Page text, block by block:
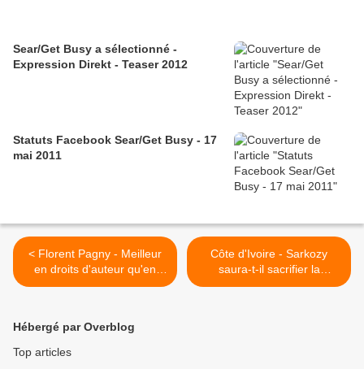
Sear/Get Busy a sélectionné -
Expression Direkt - Teaser 2012
Statuts Facebook Sear/Get Busy - 17
mai 2011
< Florent Pagny - Meilleur
en droits d'auteur qu'en
verlan
Côte d'Ivoire - Sarkozy
saura-t-il sacrifier la
chiraquienne branche
Hébergé par Overblog
Top articles